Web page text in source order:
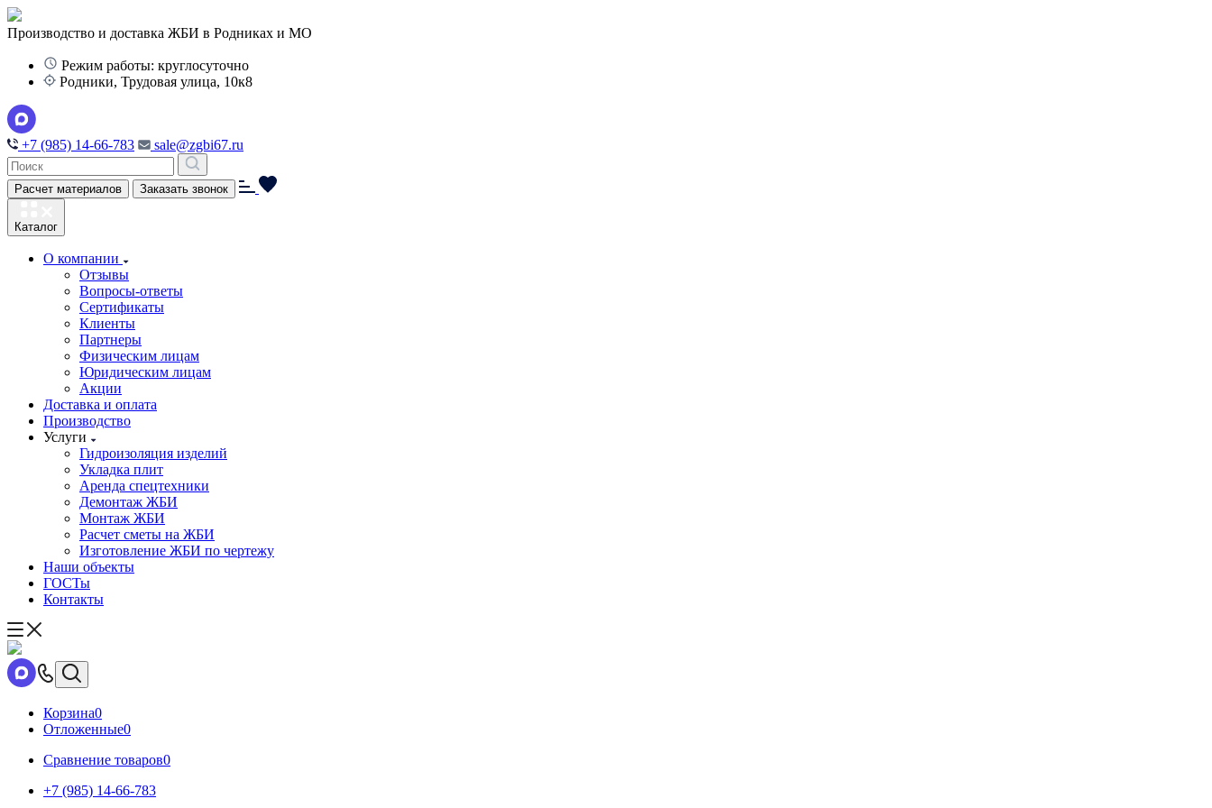
Производство и доставка ЖБИ в Родниках и МО
Режим работы: круглосуточно
Родники, Трудовая улица, 10к8
+7 (985) 14-66-783 sale@zgbi67.ru
Расчет материалов Заказать звонок
Каталог
О компании
Отзывы
Вопросы-ответы
Сертификаты
Клиенты
Партнеры
Физическим лицам
Юридическим лицам
Акции
Доставка и оплата
Производство
Услуги
Гидроизоляция изделий
Укладка плит
Аренда спецтехники
Демонтаж ЖБИ
Монтаж ЖБИ
Расчет сметы на ЖБИ
Изготовление ЖБИ по чертежу
Наши объекты
ГОСТы
Контакты
Корзина0
Отложенные0
Сравнение товаров0
+7 (985) 14-66-783